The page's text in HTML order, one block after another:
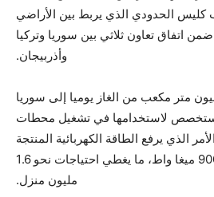
كليس الحدودي الذي يربط بين الأراضي
ضمن اتفاق تعاون ثلاثي بين سوريا وتركيا
وأذربيجان.
توريد 3.4 مليون متر مكعب من الغاز يوميا إلى سوريا
ستخصص لاستخدامها في تشغيل محطات
الذي يرفع الطاقة الكهربائية المنتجة
بمعدل يتراوح بين 700 و900 ميغا واط، ما يغطي احتياجات نحو 1.6
مليون منزل.